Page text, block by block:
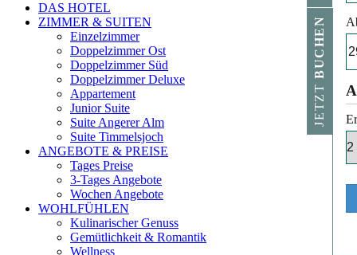
DAS HOTEL
ZIMMER & SUITEN
Einzelzimmer
Doppelzimmer Ost
Doppelzimmer Süd
Doppelzimmer Deluxe
Appartement
Junior Suite
Suite Angerer Alm
Suite Timmelsjoch
ANGEBOTE & PREISE
Tages Preise
3-Tages Angebote
Wochen Angebote
WOHLFÜHLEN
Kulinarischer Genuss
Gemütlichkeit & Romantik
Wellness
JETZT
BUCHEN